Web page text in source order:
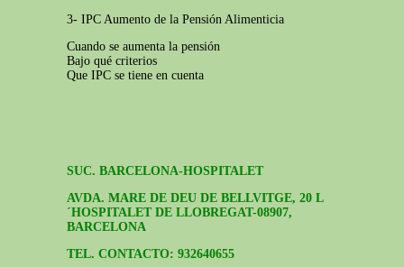
3- IPC Aumento de la Pensión Alimenticia
Cuando se aumenta la pensión
Bajo qué criterios
Que IPC se tiene en cuenta
SUC. BARCELONA-HOSPITALET
AVDA. MARE DE DEU DE BELLVITGE, 20 L
´HOSPITALET DE LLOBREGAT-08907,
BARCELONA
TEL. CONTACTO: 932640655